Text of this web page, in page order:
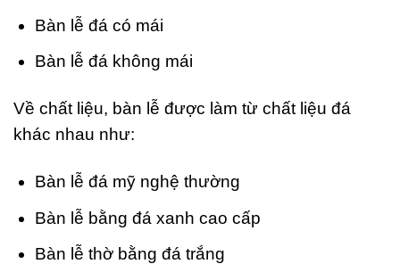
Bàn lễ đá có mái
Bàn lễ đá không mái
Về chất liệu, bàn lễ được làm từ chất liệu đá
khác nhau như:
Bàn lễ đá mỹ nghệ thường
Bàn lễ bằng đá xanh cao cấp
Bàn lễ thờ bằng đá trắng